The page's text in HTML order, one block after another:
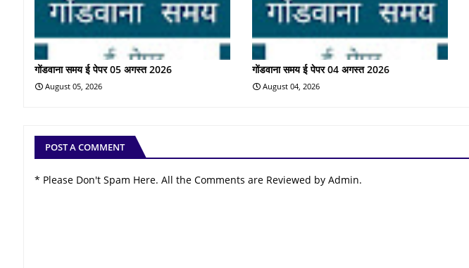
गोंडवाना समय ई पेपर 05 अगस्त 2026
August 05, 2026
गोंडवाना समय ई पेपर 04 अगस्त 2026
August 04, 2026
POST A COMMENT
* Please Don't Spam Here. All the Comments are Reviewed by Admin.